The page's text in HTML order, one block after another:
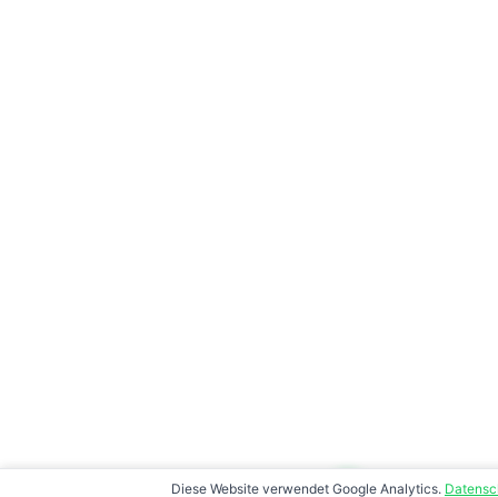
Diese Website verwendet Google Analytics.